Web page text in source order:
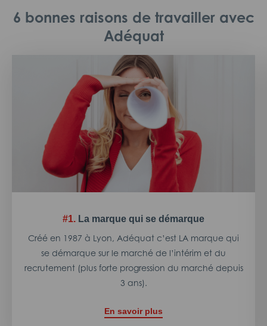
6 bonnes raisons de travailler avec
Adéquat
#1. La marque qui se démarque
Créé en 1987 à Lyon, Adéquat c’est LA marque qui
se démarque sur le marché de l’intérim et du
recrutement (plus forte progression du marché depuis
3 ans).
En savoir plus